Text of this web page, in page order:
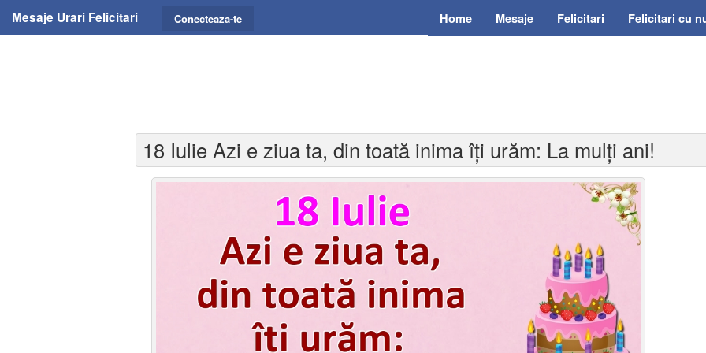
Mesaje Urari Felicitari Home Mesaje Felicitari Felicitari cu
Conecteaza-te
18 Iulie Azi e ziua ta, din toată inima îți urăm: La mulți ani!